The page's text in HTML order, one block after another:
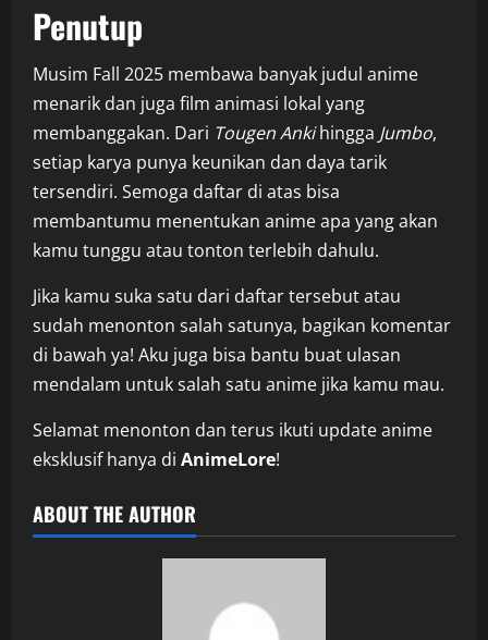
Penutup
Musim Fall 2025 membawa banyak judul anime
menarik dan juga film animasi lokal yang
membanggakan. Dari Tougen Ankihingga Jumbo,
setiap karya punya keunikan dan daya tarik
tersendiri. Semoga daftar di atas bisa
membantumu menentukan anime apa yang akan
kamu tunggu atau tonton terlebih dahulu.
Jika kamu suka satu dari daftar tersebut atau
sudah menonton salah satunya, bagikan komentar
di bawah ya! Aku juga bisa bantu buat ulasan
mendalam untuk salah satu anime jika kamu mau.
Selamat menonton dan terus ikuti update anime
eksklusif hanya di AnimeLore!
ABOUT THE AUTHOR